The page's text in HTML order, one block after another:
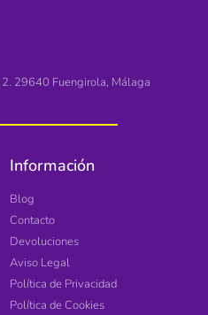
29640 Fuengirola, Málaga
Información
Blog
Contacto
Devoluciones
Aviso Legal
Política de Privacidad
Política de Cookies